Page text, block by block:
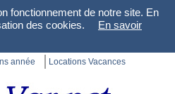
fonctionnement de notre site. En
des cookies.
En savoir
année Locations Vacances